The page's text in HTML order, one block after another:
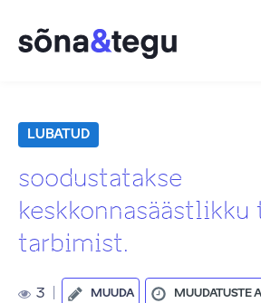
LUBATUD
soodustatakse
tarbimist.
3 MUUDA MUUDATUSTE